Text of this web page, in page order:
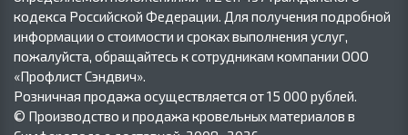
кодекса Российской Федерации. Для получения подробной
информации о стоимости и сроках выполнения услуг,
пожалуйста, обращайтесь к сотрудникам компании ООО
«Профлист Сэндвич».
Розничная продажа осуществляется от 15 000 рублей.
© Производство и продажа кровельных материалов в